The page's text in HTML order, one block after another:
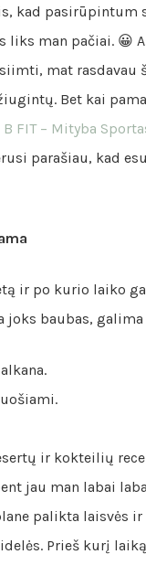
kad
liks man pačiai. 😀
mat
Bet kai
B FIT – Mityba
parašiau, kad
ir po kurio laiko
joks baubas,
ir kokteilių
jau man labai
palikta laisvės
Prieš kurį